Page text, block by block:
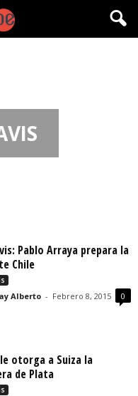
Pablo Arraya prepara la
Chile
Alberto - Febrero 8, 2015 0
otorga a Suiza la
de Plata